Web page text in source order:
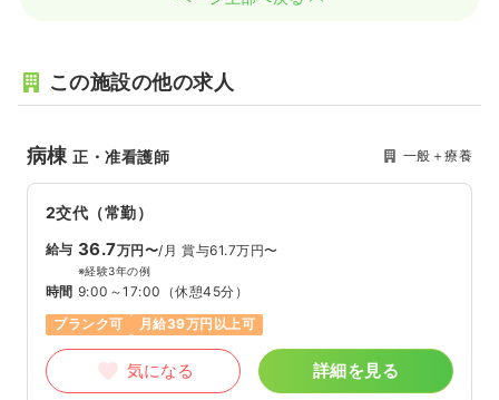
この施設の他の求人
病棟正・准看護師 一般＋療養
2交代（常勤）
給与 36.7万円〜/月 賞与61.7万円〜
※経験3年の例
時間 9:00～17:00 （休憩45分）
ブランク可
月給39万円以上可
気になる 詳細を見る